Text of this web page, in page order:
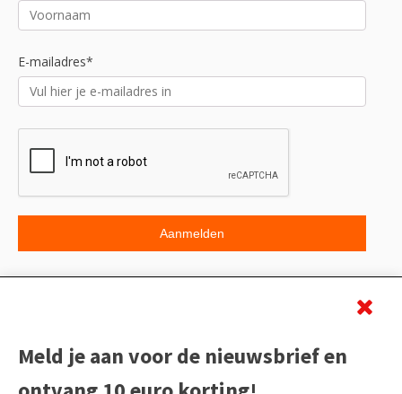
E-mailadres*
Meld je aan voor de nieuwsbrief en